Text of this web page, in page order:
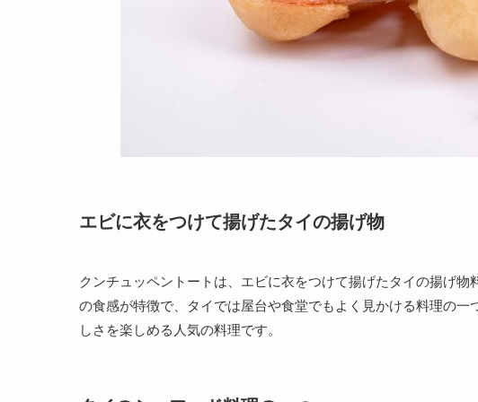
エビに衣をつけて揚げたタイの揚げ物
クンチュッペントートは、エビに衣をつけて揚げたタイの揚げ
の食感が特徴で、タイでは屋台や食堂でもよく見かける料理の
しさを楽しめる人気の料理です。